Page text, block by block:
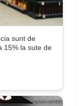
sunt de
15% la sute de